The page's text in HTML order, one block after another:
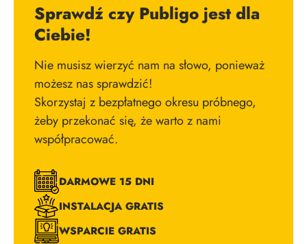
Sprawdź czy Publigo jest dla
Ciebie!
Nie musisz wierzyć nam na słowo, ponieważ
możesz nas sprawdzić!
Skorzystaj z bezpłatnego okresu próbnego,
żeby przekonać się, że warto z nami
współpracować.
DARMOWE 15 DNI
INSTALACJA GRATIS
WSPARCIE GRATIS